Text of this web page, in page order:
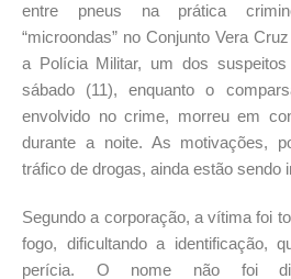
entre pneus na prática
“microondas” no Conjunto Vera
a Polícia Militar, um dos
sábado (11), enquanto o
envolvido no crime, morreu em
durante a noite. As motivações,
tráfico de drogas, ainda estão sendo
Segundo a corporação, a vítima foi
fogo, dificultando a identificação,
perícia. O nome não foi